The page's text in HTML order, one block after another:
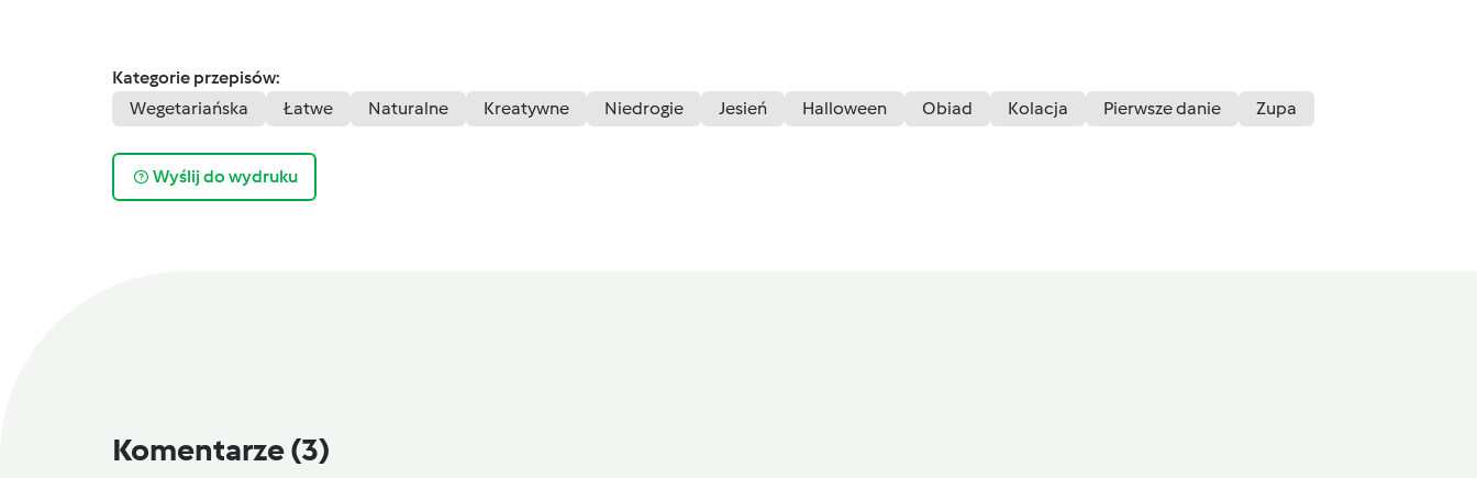
Kategorie przepisów:
Wegetariańska
Łatwe Naturalne Kreatywne Niedrogie Jesień Halloween Obiad Kolacja Pierwsze danie Zupa
Wyślij do wydruku
Komentarze(3)